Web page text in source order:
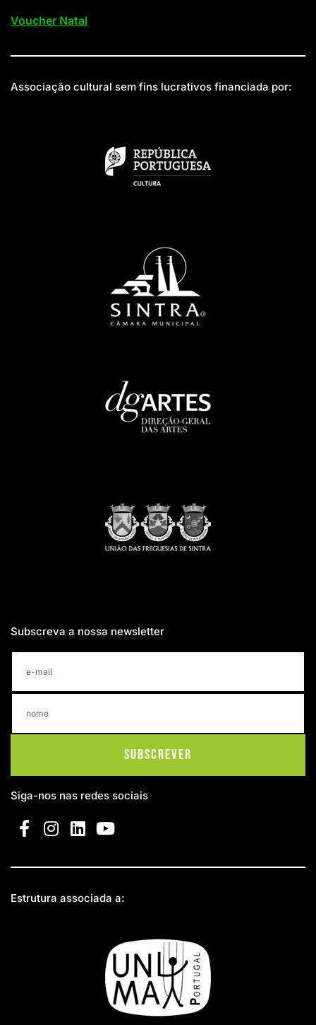
Voucher Natal
Associação cultural sem fins lucrativos financiada por:
Subscreva a nossa newsletter
Subscrever
Siga-nos nas redes sociais
Estrutura associada a: